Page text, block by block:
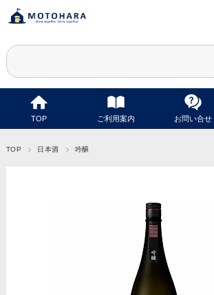
TOP ご利用案内 お問い合せ
TOP 日本酒 吟醸